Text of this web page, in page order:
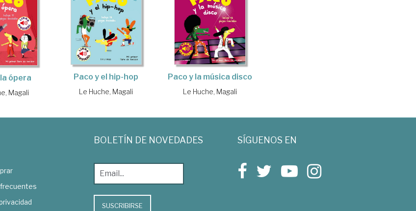
ópera
Magali
Paco y el hip-hop
Le Huche, Magali
Paco y la música disco
Le Huche, Magali
BOLETÍN DE NOVEDADES
SUSCRIBIRSE
SÍGUENOS EN